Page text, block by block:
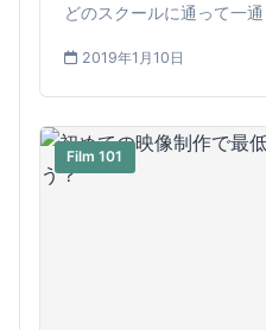
どのスクールに通って一
2019年1月10日
Film 101